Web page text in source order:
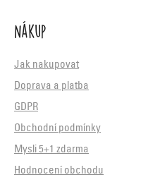
Nákup
Jak nakupovat
Doprava a platba
GDPR
Obchodní podmínky
Mysli 5+1 zdarma
Hodnocení obchodu